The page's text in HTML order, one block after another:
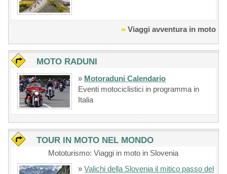
Viaggi avventura in moto
MOTO RADUNI
» Motoraduni Calendario
Eventi motociclistici in programma in
Italia
TOUR IN MOTO NEL MONDO
Mototurismo: Viaggi in moto in Slovenia
»Valichi della Slovenia il mitico passo del